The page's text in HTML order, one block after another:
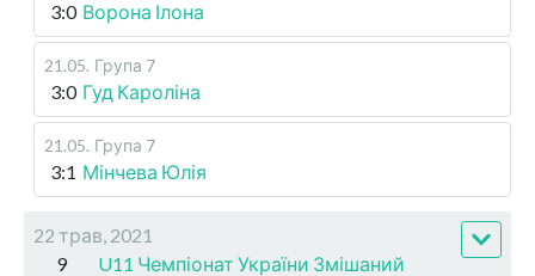
3:0 Ворона Ілона
21.05. Група 7
3:0 Гуд Кароліна
21.05. Група 7
3:1 Мінчева Юлія
22 трав, 2021
9
U11 Чемпіонат України Змішаний